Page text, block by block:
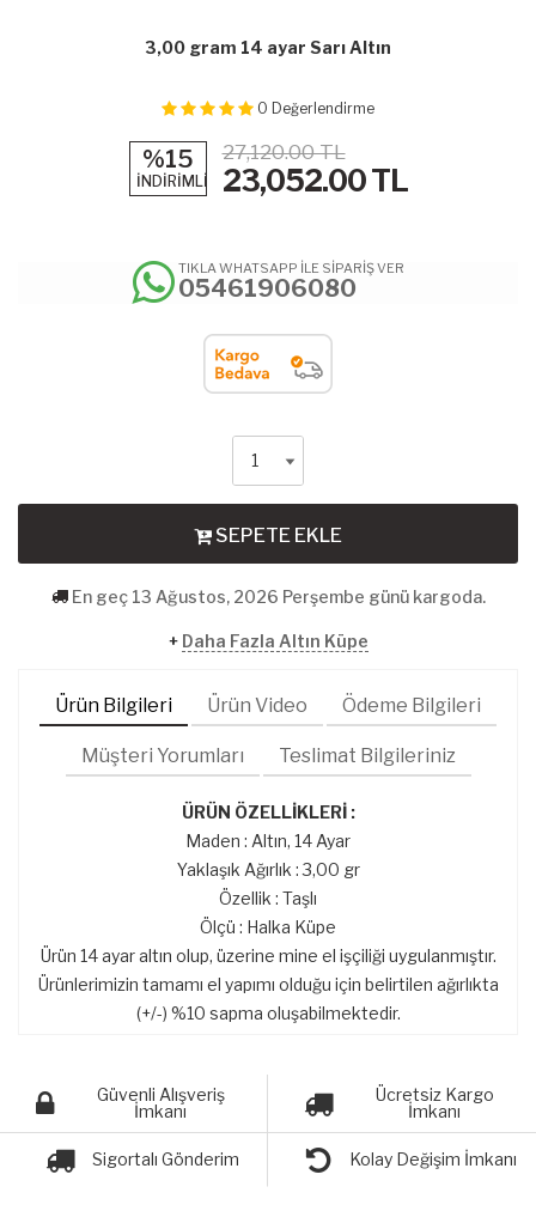
3,00 gram 14 ayar Sarı Altın
0 Değerlendirme
%15
İNDİRİMLİ
27,120.00 TL
23,052.00TL
TIKLA WHATSAPP İLE SİPARİŞ VER
05461906080
SEPETE EKLE
En geç 13 Ağustos, 2026 Perşembe günü kargoda.
+ Daha Fazla Altın Küpe
Ürün Bilgileri Ürün Video Ödeme Bilgileri
Müşteri Yorumları Teslimat Bilgileriniz
ÜRÜN ÖZELLİKLERİ :
Maden : Altın, 14 Ayar
Yaklaşık Ağırlık : 3,00 gr
Özellik : Taşlı
Ölçü : Halka Küpe
Ürün 14 ayar altın olup, üzerine mine el işçiliği uygulanmıştır.
Ürünlerimizin tamamı el yapımı olduğu için belirtilen ağırlıkta
(+/-) %10 sapma oluşabilmektedir.
Güvenli Alışveriş
İmkanı
Ücretsiz Kargo
İmkanı
Sigortalı Gönderim Kolay Değişim İmkanı